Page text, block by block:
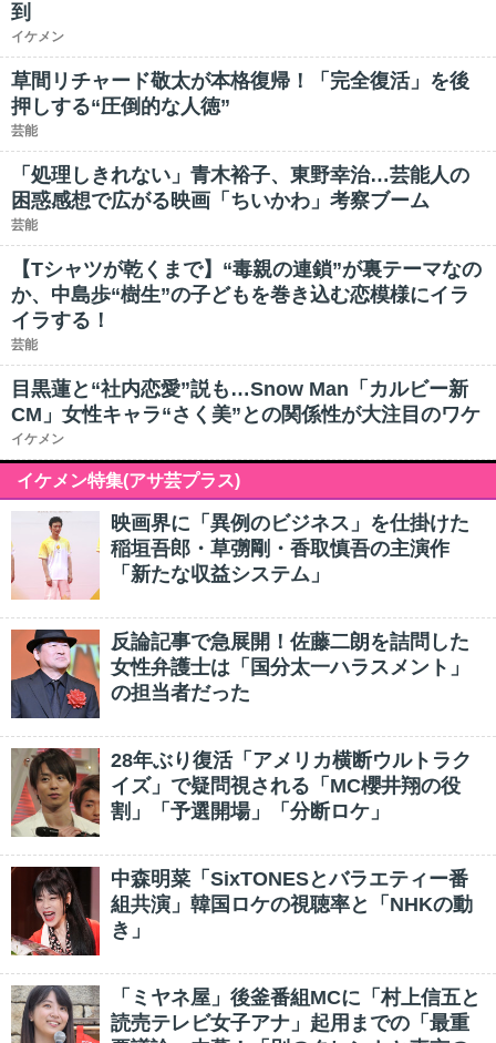
到
イケメン
草間リチャード敬太が本格復帰！「完全復活」を後
押しする“圧倒的な人徳”
芸能
「処理しきれない」青木裕子、東野幸治…芸能人の
困惑感想で広がる映画「ちいかわ」考察ブーム
芸能
【Tシャツが乾くまで】“毒親の連鎖”が裏テーマなの
か、中島歩“樹生”の子どもを巻き込む恋模様にイラ
イラする！
芸能
目黒蓮と“社内恋愛”説も…Snow Man「カルビー新
CM」女性キャラ“さく美”との関係性が大注目のワケ
イケメン
イケメン特集(アサ芸プラス)
映画界に「異例のビジネス」を仕掛けた
稲垣吾郎・草彅剛・香取慎吾の主演作
「新たな収益システム」
反論記事で急展開！佐藤二朗を詰問した
女性弁護士は「国分太一ハラスメント」
の担当者だった
28年ぶり復活「アメリカ横断ウルトラク
イズ」で疑問視される「MC櫻井翔の役
割」「予選開場」「分断ロケ」
中森明菜「SixTONESとバラエティー番
組共演」韓国ロケの視聴率と「NHKの動
き」
「ミヤネ屋」後釜番組MCに「村上信五と
読売テレビ女子アナ」起用までの「最重